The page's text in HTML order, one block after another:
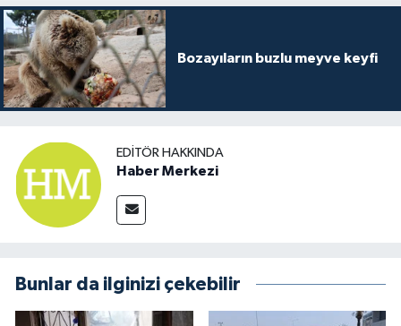
Bozayıların buzlu meyve keyfi
EDITÖR HAKKINDA
Haber Merkezi
Bunlar da ilginizi çekebilir